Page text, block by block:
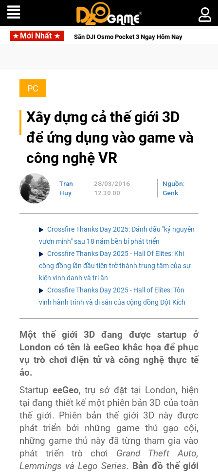
Mới Nhất
Tỉnh, Săn DJI Osmo Pocket 3 Ngay Hôm Nay
PC
Xây dựng cả thế giới 3D
để ứng dụng vào game và
công nghệ VR
Tran
Huy
28/03/2016
12:30:00
Nguồn:
Genk
Crossfire Thanks Day 2025: Đánh dấu "kỷ nguyên
vươn mình" sau 18 năm bền bỉ phát triển
Crossfire Thanks Day 2025 - Hall Of Elites: Khi
cộng đồng lần đầu tiên trở thành trung tâm của sự
kiện vinh danh và tri ân
Crossfire Thanks Day 2025 - Hall of Elites: Tôn
vinh hành trình và di sản của cộng đồng Đột Kích
Một thế giới 3D đang được startup ở
London có tên là eeGeo khắc họa để phục
vụ trò chơi điện tử và công nghệ thực tế
ảo.
StartupeeGeo, trụ sở đặt tại London, hiện
tại đang thiết kế một phiên bản 3D của toàn
thế giới. Phiên bản thế giới 3D này được
phát triển bởi những game thủ gạo cội,
những game thủ này đã từng tham gia vào
phát triển trò chơi Grand Theft Auto,
Lemmings và Lego Series. Bản đồ thế giới